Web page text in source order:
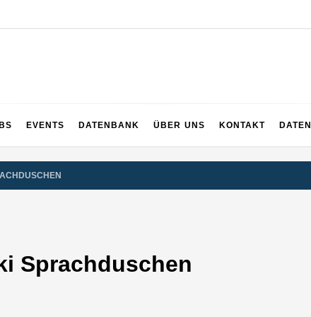
EVENTS DATENBANK ÜBER UNS KONTAKT
Sprachduschen